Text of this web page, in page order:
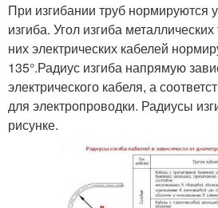
При изгибании труб нормируются
изгиба. Угол изгиба
них электрических кабелей
135°.Радиус изгиба напрямую
электрического кабеля, а
для электропроводки. Радиусы
рисунке.